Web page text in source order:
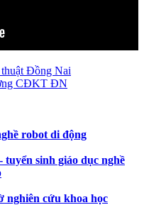
Đồng Nai
CĐKT ĐN
robot di động
sinh giáo dục nghề
nghiên cứu khoa học